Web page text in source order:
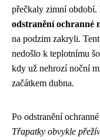
přečkaly zimní období.
odstranění ochranné
na podzim zakryli.
nedošlo k teplotnímu
kdy už nehrozí noční
začátkem dubna.
Po odstranění
Třapatky obvykle